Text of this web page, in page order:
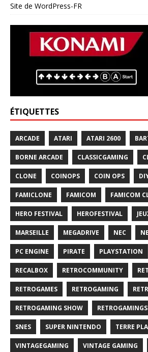
Site de WordPress-FR
ÉTIQUETTES
ARCADE ATARI ATARI 2600
BORNE ARCADE CLASSICGAMING
CLONE COINOPS COIN OPS
FAMICLONE FAMICOM FAMICOM
HERO FESTIVAL HEROFESTIVAL
MARSEILLE MEGADRIVE NEC
PC ENGINE PIRATE PLAYSTATION
RECALBOX RETROCOMMUNITY
RETROGAMES RETROGAMING
RETROGAMING SHOW
SNES SUPER NINTENDO TERRE
VINTAGEGAMING VINTAGE GAMING